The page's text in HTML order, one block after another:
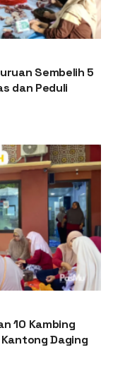
Sembelih 5
dan Peduli
10 Kambing
Daging